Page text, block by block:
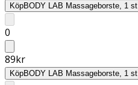
KöpBODY LAB Massageborste, 1 st
0
89kr
KöpBODY LAB Massageborste, 1 st